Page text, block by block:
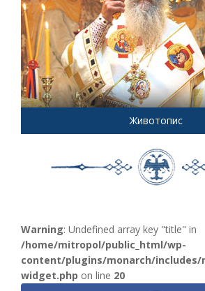
Животопис
Warning: Undefined array key "title" in
/home/mitropol/public_html/wp-
content/plugins/monarch/includes/
widget.php on line 20